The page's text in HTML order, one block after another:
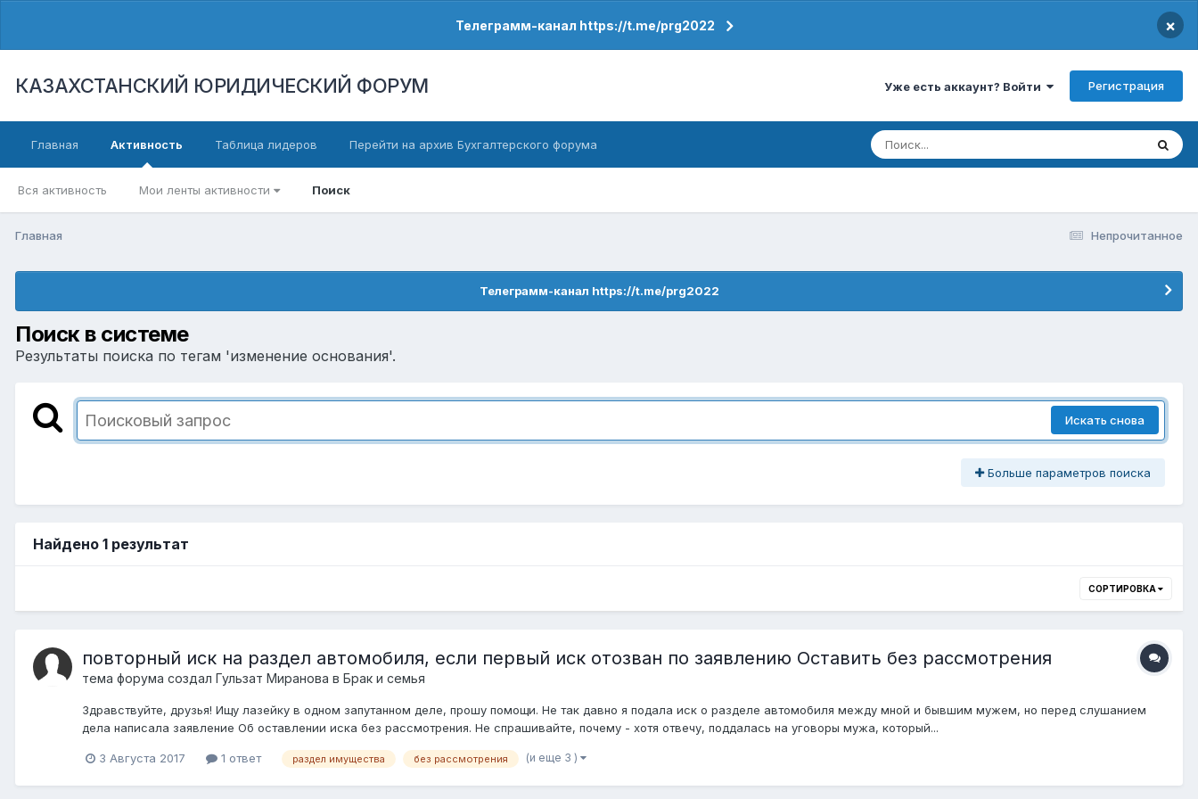
Телеграмм-канал https://t.me/prg2022 ×
КАЗАХСТАНСКИЙ ЮРИДИЧЕСКИЙ ФОРУМ Уже есть аккаунт? Войти Регистрация
Главная Активность
Вся активность Мои ленты активности Поиск
Таблица лидеров Перейти на архив Бухгалтерского форума
Непрочитанное
Главная
Телеграмм-канал https://t.me/prg2022
Поиск в системе
Результаты поиска по тегам 'изменение основания'.
Искать снова
Больше параметров поиска
Найдено 1 результат
СОРТИРОВКА
повторный иск на раздел автомобиля, если первый иск отозван по заявлению Оставить без рассмотрения
тема форума создал Гульзат Миранова в Брак и семья
Здравствуйте, друзья! Ищу лазейку в одном запутанном деле, прошу помощи. Не так давно я подала иск о разделе автомобиля между мной и бывшим мужем, но перед слушанием
дела написала заявление Об оставлении иска без рассмотрения. Не спрашивайте, почему - хотя отвечу, поддалась на уговоры мужа, который...
3 Августа 2017 1 ответ раздел имущества без рассмотрения (и еще 3 )